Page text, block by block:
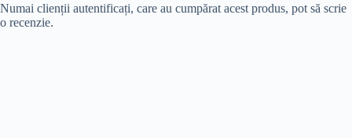
Numai clienții autentificați, care au cumpărat acest produs, pot să scrie
o recenzie.